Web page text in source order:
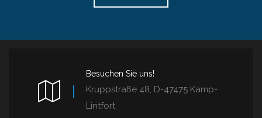
Besuchen Sie uns!
Kruppstraße 48, D-47475 Kamp-
Lintfort